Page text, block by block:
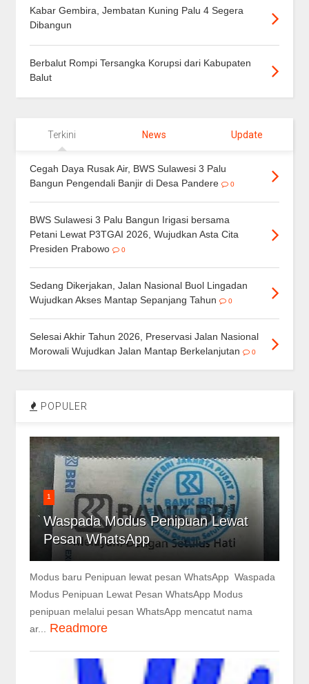
Kabar Gembira, Jembatan Kuning Palu 4 Segera
Dibangun
Berbalut Rompi Tersangka Korupsi dari Kabupaten
Balut
Terkini News Update
Cegah Daya Rusak Air, BWS Sulawesi 3 Palu
Bangun Pengendali Banjir di Desa Pandere
0
BWS Sulawesi 3 Palu Bangun Irigasi bersama
Petani Lewat P3TGAI 2026, Wujudkan Asta Cita
Presiden Prabowo
0
Sedang Dikerjakan, Jalan Nasional Buol Lingadan
Wujudkan Akses Mantap Sepanjang Tahun
0
Selesai Akhir Tahun 2026, Preservasi Jalan Nasional
Morowali Wujudkan Jalan Mantap Berkelanjutan
0
POPULER
1
Waspada Modus Penipuan Lewat
Pesan WhatsApp
Modus baru Penipuan lewat pesan WhatsApp Waspada
Modus Penipuan Lewat Pesan WhatsApp Modus
penipuan melalui pesan WhatsApp mencatut nama
ar... Readmore